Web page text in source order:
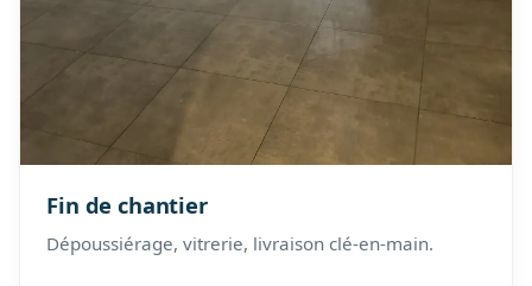
Fin de chantier
Dépoussiérage, vitrerie, livraison clé-en-main.